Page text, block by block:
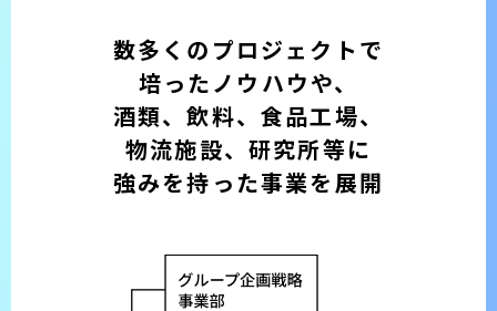
数多くのプロジェクトで
培ったノウハウや、
酒類、飲料、食品工場、
物流施設、研究所等に
強みを持った事業を展開